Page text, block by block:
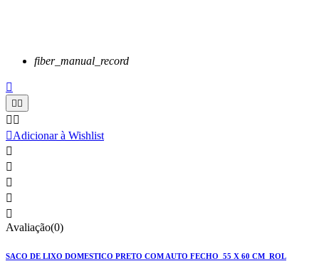
fiber_manual_record


 
Adicionar à Wishlist





Avaliação(0)
SACO DE LIXO DOMESTICO PRETO COM AUTO FECHO 55 X 60 CM ROL